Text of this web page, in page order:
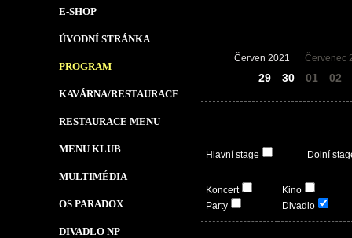
E-SHOP
ÚVODNÍ STRÁNKA
PROGRAM
KAVÁRNA/RESTAURACE
RESTAURACE MENU
MENU KLUB
MULTIMÉDIA
OS PARADOX
DIVADLO NP
Červen 2021
29 30
Červenec
01 02
Hlavní stage Dolní
Koncert
Party
Kino
Divadlo